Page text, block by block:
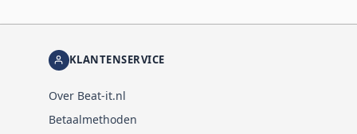
KLANTENSERVICE
Over Beat-it.nl
Betaalmethoden